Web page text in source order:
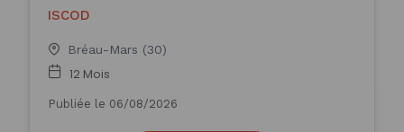
ISCOD
Bréau-Mars (30)
12 Mois
Publiée le 06/08/2026